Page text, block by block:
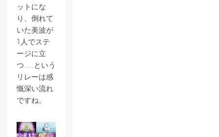
ットにな
り、倒れて
いた美波が
1人でステ
ージに立
つ……という
リレーは感
慨深い流れ
ですね。